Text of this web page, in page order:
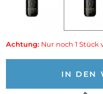
Achtung: Nur noch 1 Stück
IN DEN